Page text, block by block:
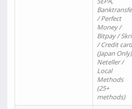
/ Perfect
Money /
Bitpay /
/ Credit card
(Japan
Neteller /
Local
Methods
(25+
methods)